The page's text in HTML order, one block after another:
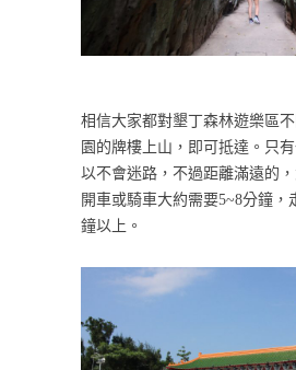
相信大家都對墾丁森林遊樂區
園的牌樓上山，即可抵達。只
以不會迷路，不過距離滿遠的
開車或騎車大約需要5~8分鐘，
鐘以上。